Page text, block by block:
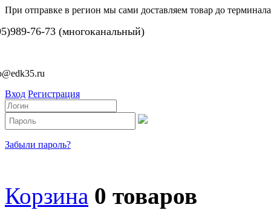
При отправке в регион мы сами доставляем товар до
76-73 (многоканальный)
Вход Регистрация
Забыли пароль?
Корзина 0 товаров